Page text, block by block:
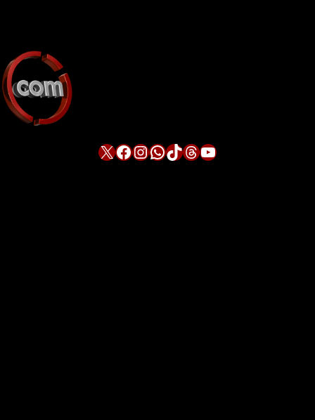
X Facebook InstagramWhatsApp TikTok Threads YouTube